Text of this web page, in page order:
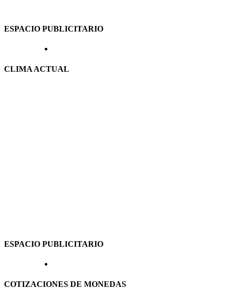
ESPACIO PUBLICITARIO
CLIMA ACTUAL
ESPACIO PUBLICITARIO
COTIZACIONES DE MONEDAS